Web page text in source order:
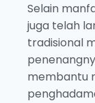
Selain
juga telah
tradisional
membantu